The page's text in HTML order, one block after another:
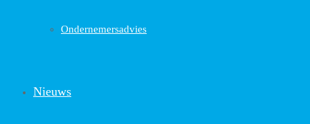
Ondernemersadvies
Nieuws